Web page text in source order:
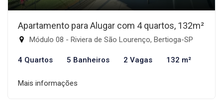
Apartamento para Alugar com 4 quartos, 132m²
Módulo 08 - Riviera de São Lourenço, Bertioga-SP
4 Quartos 5 Banheiros 2 Vagas 132 m²
Mais informações